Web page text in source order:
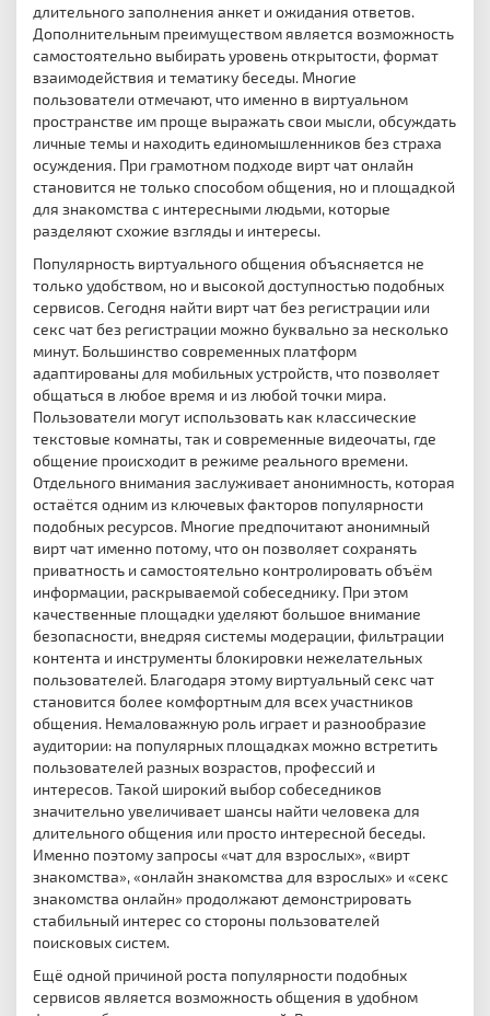
длительного заполнения анкет и ожидания ответов.
Дополнительным преимуществом является возможность
самостоятельно выбирать уровень открытости, формат
взаимодействия и тематику беседы. Многие
пользователи отмечают, что именно в виртуальном
пространстве им проще выражать свои мысли, обсуждать
личные темы и находить единомышленников без страха
осуждения. При грамотном подходе вирт чат онлайн
становится не только способом общения, но и площадкой
для знакомства с интересными людьми, которые
разделяют схожие взгляды и интересы.
Популярность виртуального общения объясняется не
только удобством, но и высокой доступностью подобных
сервисов. Сегодня найти вирт чат без регистрации или
секс чат без регистрации можно буквально за несколько
минут. Большинство современных платформ
адаптированы для мобильных устройств, что позволяет
общаться в любое время и из любой точки мира.
Пользователи могут использовать как классические
текстовые комнаты, так и современные видеочаты, где
общение происходит в режиме реального времени.
Отдельного внимания заслуживает анонимность, которая
остаётся одним из ключевых факторов популярности
подобных ресурсов. Многие предпочитают анонимный
вирт чат именно потому, что он позволяет сохранять
приватность и самостоятельно контролировать объём
информации, раскрываемой собеседнику. При этом
качественные площадки уделяют большое внимание
безопасности, внедряя системы модерации, фильтрации
контента и инструменты блокировки нежелательных
пользователей. Благодаря этому виртуальный секс чат
становится более комфортным для всех участников
общения. Немаловажную роль играет и разнообразие
аудитории: на популярных площадках можно встретить
пользователей разных возрастов, профессий и
интересов. Такой широкий выбор собеседников
значительно увеличивает шансы найти человека для
длительного общения или просто интересной беседы.
Именно поэтому запросы «чат для взрослых», «вирт
знакомства», «онлайн знакомства для взрослых» и «секс
знакомства онлайн» продолжают демонстрировать
стабильный интерес со стороны пользователей
поисковых систем.
Ещё одной причиной роста популярности подобных
сервисов является возможность общения в удобном